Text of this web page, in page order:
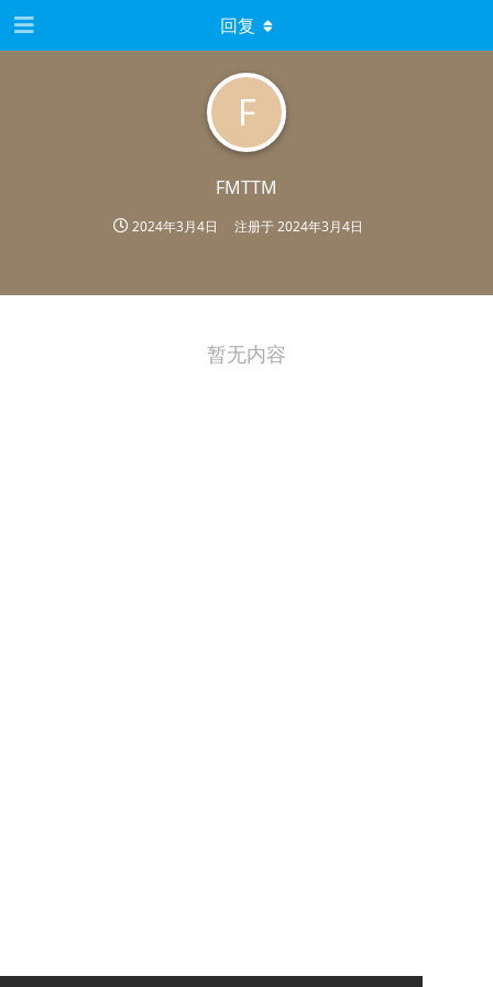
F
FMTTM
2024年3月4日 注册于2024年3月4日
回复
暂无内容